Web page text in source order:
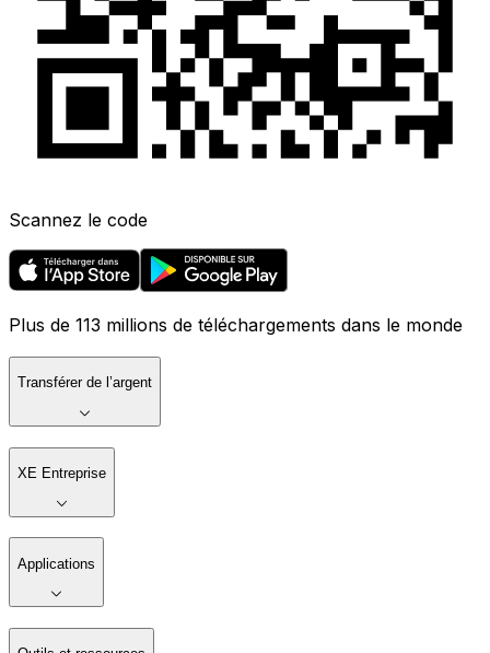
Scannez le code
Plus de 113 millions de téléchargements dans le monde
Transférer de l’argent
XE Entreprise
Applications